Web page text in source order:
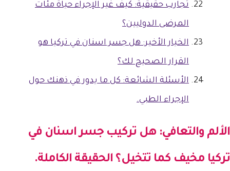
تجارب حقيقية: كيف غير الإجراء حياة مئات
المرضى الدوليين؟
الخيار الأخير: هل جسر اسنان في تركيا هو
القرار الصحيح لك؟
الأسئلة الشائعة: كل ما يدور في ذهنك حول
الإجراء الطبي.
الألم والتعافي: هل تركيب جسر اسنان في
تركيا مخيف كما تتخيل؟ الحقيقة الكاملة.